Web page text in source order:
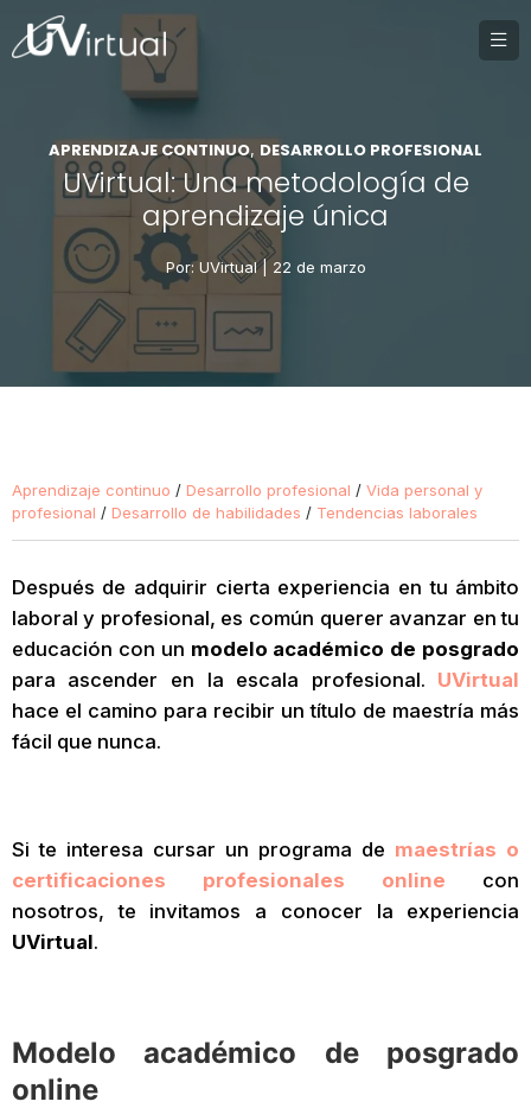
APRENDIZAJE CONTINUO, DESARROLLO PROFESIONAL
UVirtual: Una metodología de
aprendizaje única
Por: UVirtual | 22 de marzo
Aprendizaje continuo / Desarrollo profesional / Vida personal y
profesional / Desarrollo de habilidades / Tendencias laborales
Después de adquirir cierta experiencia en tu ámbito
laboral y profesional, es común querer avanzar en tu
educación con un modelo académico de posgrado
para ascender en la escala profesional. UVirtual
hace el camino para recibir un título de maestría más
fácil que nunca.
Si te interesa cursar un programa de maestrías o
certificaciones profesionales online con
nosotros, te invitamos a conocer la experiencia
UVirtual.
Modelo académico de posgrado
online